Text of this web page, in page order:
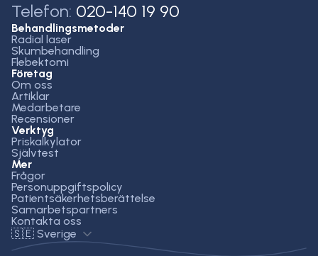
Telefon: 020-140 19 90
Behandlingsmetoder
Radial laser
Skumbehandling
Flebektomi
Företag
Om oss
Artiklar
Medarbetare
Recensioner
Verktyg
Priskalkylator
Självtest
Mer
Frågor
Personuppgiftspolicy
Patientsäkerhetsberättelse
Samarbetspartners
Kontakta oss
🇸🇪 Sverige